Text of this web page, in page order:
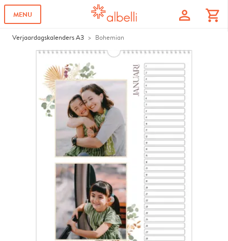
MENU profile shopping_cart
Verjaardagskalenders A3 Bohemian